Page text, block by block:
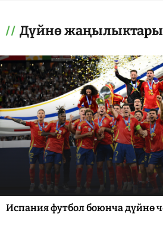
Дүйнө жаңылыктары
Испания футбол боюнча дүйнө